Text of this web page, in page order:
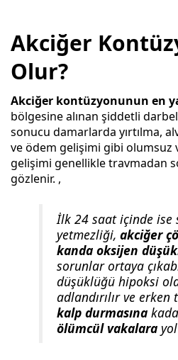
Akciğer
Olur?
Akciğer kontüzyonunun en
bölgesine alınan şiddetli
sonucu damarlarda yırtılma,
ve ödem gelişimi gibi olumsuz
gelişimi genellikle travmadan
gözlenir. ,
İlk 24 saat içinde ise
yetmezliği, akciğer
kanda oksijen
sorunlar ortaya
düşüklüğü hipoksi
adlandırılır ve
kalp durmasına
ölümcül vakalara